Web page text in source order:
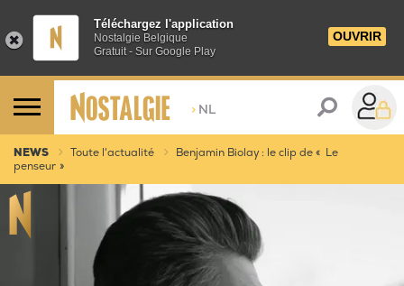
Téléchargez l'application
Nostalgie Belgique
Gratuit - Sur Google Play
OUVRIR
> NL
NEWS Toute l'actualité
Benjamin Biolay : le clip de « Le
penseur »